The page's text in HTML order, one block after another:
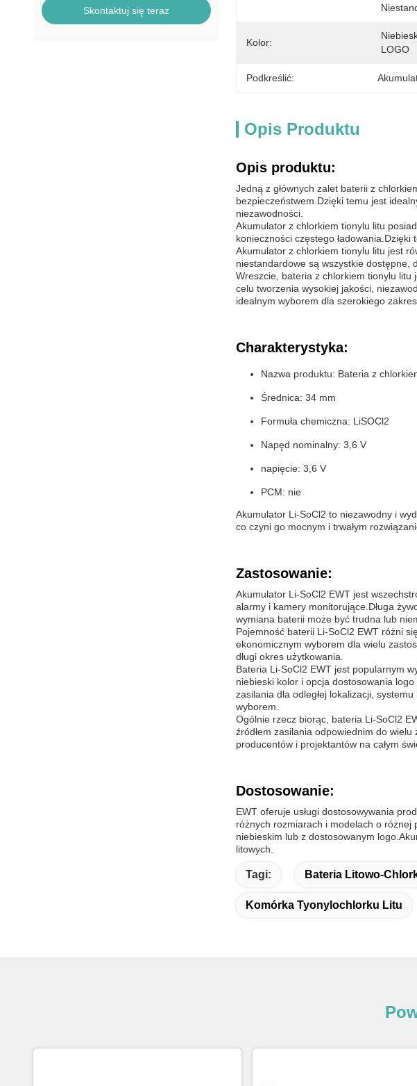
Skontaktuj się teraz
Kolor:
LOGO
Podkreślić:
Opis Produktu
Opis produktu:
Jedną z głównych zalet baterii z
bezpieczeństwem.Dzięki temu jest
niezawodności.
Akumulator z chlorkiem tionylu litu
konieczności częstego ładowania.Dzięki
Akumulator z chlorkiem tionylu litu jest
niestandardowe są wszystkie dostępne,
Wreszcie, bateria z chlorkiem tionylu litu
celu tworzenia wysokiej jakości,
idealnym wyborem dla szerokiego
Charakterystyka:
Nazwa produktu: Bateria z
Średnica: 34 mm
Formuła chemiczna: LiSOCl2
Napęd nominalny: 3,6 V
napięcie: 3,6 V
PCM: nie
Akumulator Li-SoCl2 to niezawodny i
co czyni go mocnym i trwałym
Zastosowanie:
Akumulator Li-SoCl2 EWT jest
alarmy i kamery monitorujące.Długa
wymiana baterii może być trudna lub
Pojemność baterii Li-SoCl2 EWT różni
ekonomicznym wyborem dla wielu
długi okres użytkowania.
Bateria Li-SoCl2 EWT jest popularnym
niebieski kolor i opcja dostosowania
zasilania dla odległej lokalizacji,
wyborem.
Ogólnie rzecz biorąc, bateria Li-SoCl2
źródłem zasilania odpowiednim do
producentów i projektantów na całym
Dostosowanie:
EWT oferuje usługi dostosowywania
różnych rozmiarach i modelach o różnej
niebieskim lub z dostosowanym
litowych.
Tagi: Bateria Litowo-
Komórka Tyonylochlorku Litu